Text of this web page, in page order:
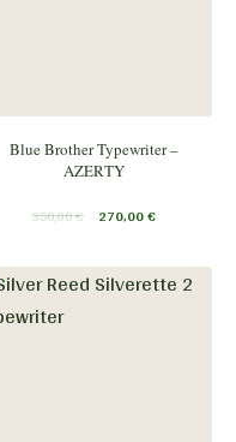
Blue Brother Typewriter –
AZERTY
350,00€ 270,00€